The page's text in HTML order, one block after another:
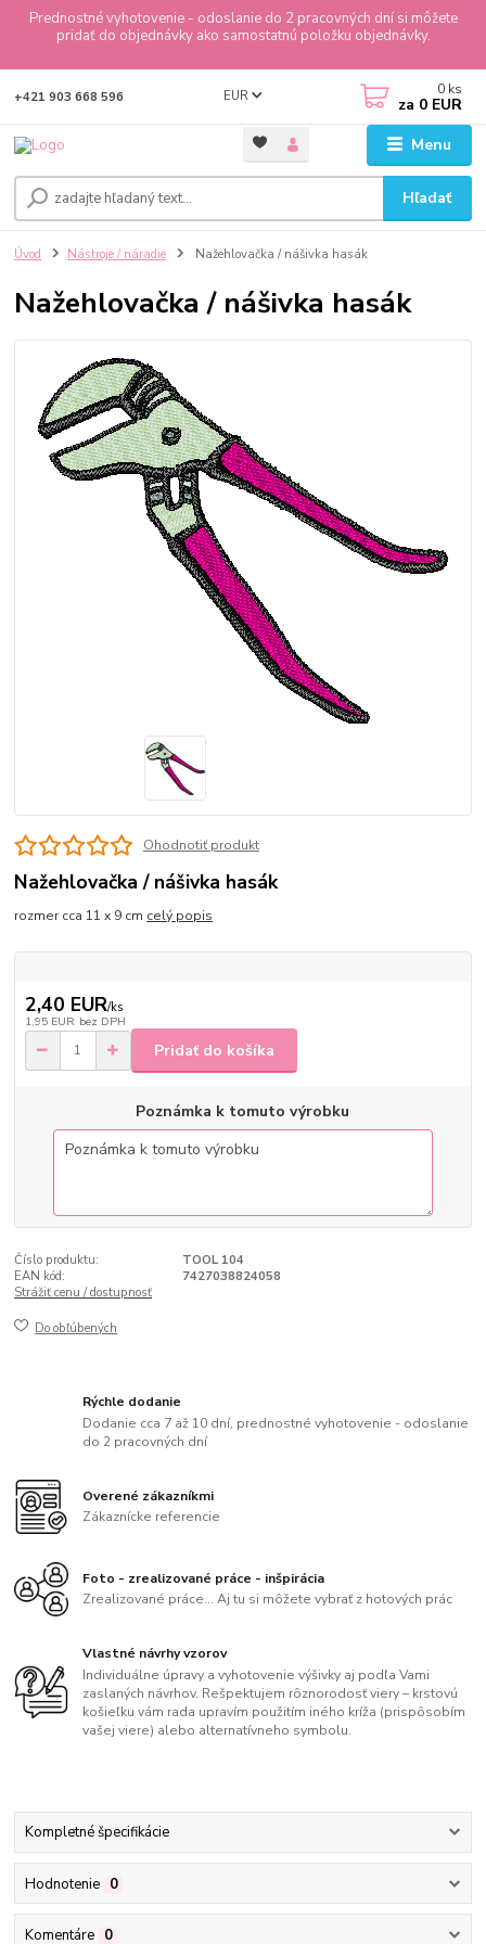
Prednostné vyhotovenie - odoslanie do 2 pracovných dní si môžete
pridať do objednávky ako samostatnú položku objednávky.
Menu
EUR
Hľadať
+421 903 668 596 0 ks
za 0 EUR
Úvod Nástroje / náradie Nažehlovačka / nášivka hasák
Nažehlovačka / nášivka hasák
Ohodnotiť produkt
Nažehlovačka / nášivka hasák
rozmer cca 11 x 9 cm celý popis
2,40 EUR/ks
1,95 EUR bez DPH
Pridať do košíka
Poznámka k tomuto výrobku
Číslo produktu:
TOOL 104
EAN kód:
7427038824058
Strážiť cenu / dostupnosť
Do obľúbených
Rýchle dodanie
Dodanie cca 7 až 10 dní, prednostné vyhotovenie - odoslanie
do 2 pracovných dní
Overené zákazníkmi
Zákaznícke referencie
Foto - zrealizované práce - inšpirácia
Zrealizované práce... Aj tu si môžete vybrať z hotových prác
Vlastné návrhy vzorov
Individuálne úpravy a vyhotovenie výšivky aj podľa Vami
zaslaných návrhov. Rešpektujem rôznorodosť viery – krstovú
košieľku vám rada upravím použitím iného kríža (prispôsobím
vašej viere) alebo alternatívneho symbolu.
Kompletné špecifikácie
Hodnotenie 0
Komentáre 0